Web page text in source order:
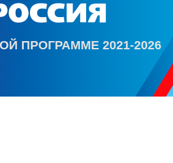
ПРОГРАММЕ 2021-2026